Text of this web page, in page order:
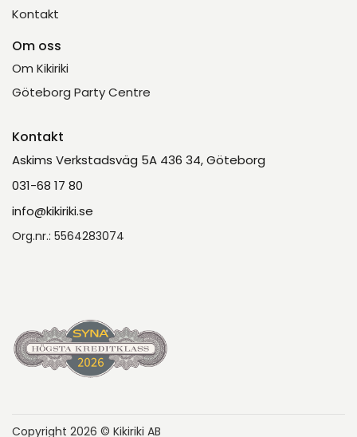
Kontakt
Om oss
Om Kikiriki
Göteborg Party Centre
Kontakt
Askims Verkstadsväg 5A 436 34, Göteborg
031-68 17 80
info@kikiriki.se
Org.nr.: 5564283074
Copyright 2026 © Kikiriki AB